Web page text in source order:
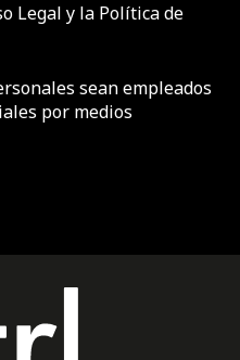
Legal y la Política de
sean empleados
por medios